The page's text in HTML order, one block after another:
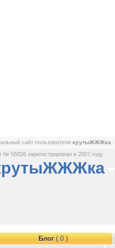
сайт пользователя крутыЖЖЖка :
№ 55826 зарегистрирован в 2007 году
Блог( 0 )